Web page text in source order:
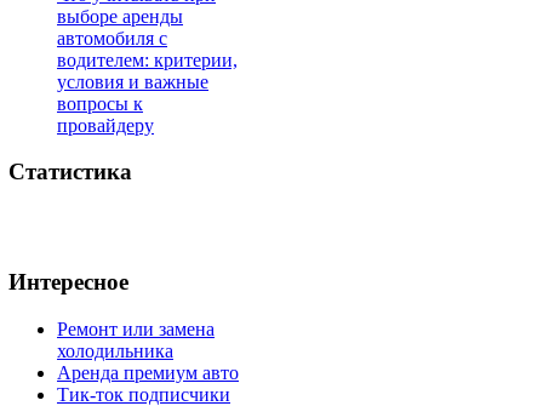
выборе аренды
автомобиля с
водителем: критерии,
условия и важные
вопросы к
провайдеру
Статистика
Интересное
Ремонт или замена
холодильника
Аренда премиум авто
Тик-ток подписчики